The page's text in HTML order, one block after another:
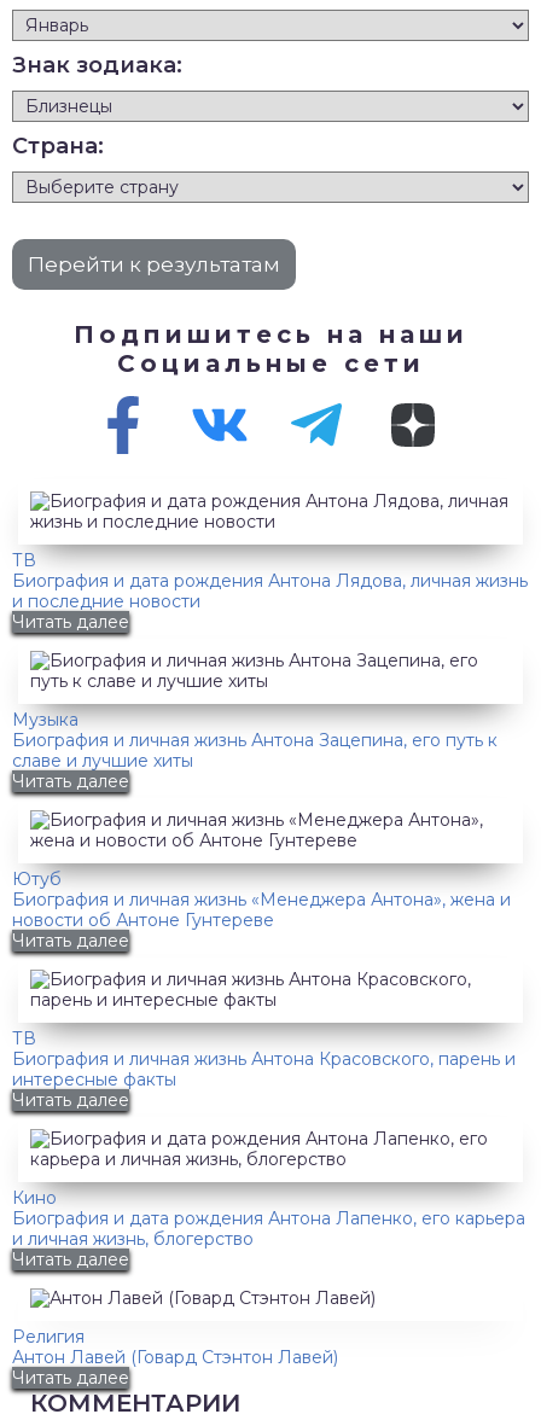
Знак зодиака:
Страна:
Подпишитесь на наши
Социальные сети
ТВ
Биография и дата рождения Антона Лядова, личная жизнь
и последние новости
Читать далее
Музыка
Биография и личная жизнь Антона Зацепина, его путь к
славе и лучшие хиты
Читать далее
Ютуб
Биография и личная жизнь «Менеджера Антона», жена и
новости об Антоне Гунтереве
Читать далее
ТВ
Биография и личная жизнь Антона Красовского, парень и
интересные факты
Читать далее
Кино
Биография и дата рождения Антона Лапенко, его карьера
и личная жизнь, блогерство
Читать далее
Религия
Антон Лавей (Говард Стэнтон Лавей)
Читать далее
КОММЕНТАРИИ